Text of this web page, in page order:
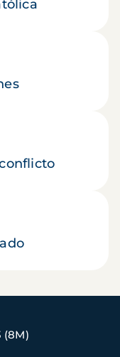
(8M)